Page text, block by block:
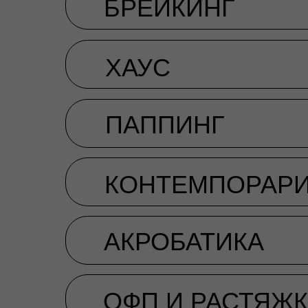
БРЕЙКИНГ
ХАУС
ПАППИНГ
АКРОБАТИКА
ОФП И